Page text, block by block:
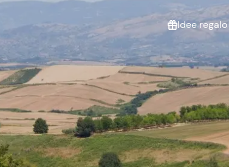
Idee regalo
Non sai cosa
regalare?
Gift Card Freedome
Un regalo digitale che
lascia la libertà di
scegliere esperienze
outdoor in tutta Italia.
Esperienze da
regalare